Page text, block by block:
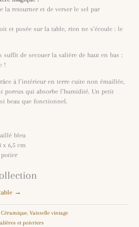
la retourner et de verser le sel par
et posée sur la table, rien ne s’écoule : le
de secouer la salière de haut en bas :
!
à l’intérieur en terre cuite non émaillée,
poreux qui absorbe l’humidité. Un petit
beau que fonctionnel.
bleu
x 6,5 cm
potier
→
Céramique,Vaisselle vintage
et poivriers